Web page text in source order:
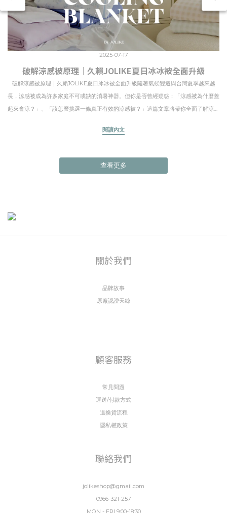
2025-07-17
破解涼感被原理｜久賴JOLIKE夏日冰冰被全面升級
破解涼感被原理｜久賴JOLIKE夏日冰冰被全面升級隨著氣候變遷與台灣夏季越來越
長，涼感被成為許多家庭不可或缺的消暑神器。但你是否曾經疑惑：「涼感被為什麼蓋
起來會涼？」、「該怎麼挑選一條真正有效的涼感被？」這篇文章將帶你全面了解涼感
熟睡的理想選擇。 涼感被的涼是怎麼來的？3大技術原理解密1. Q-MAX瞬間涼感值 Q-
0.3 就可稱為「涼感布料」； 久賴冰冰被 Q-MAX 值高達 0.412，觸感瞬間冰涼，幫助
肌膚降溫。2. 導熱與散熱材質 涼感被大多採用聚酯纖維或奈米導熱技術，能快速吸收
輕不代表更涼：重量與涼感無直接關係，重點是材質導熱與排濕表現。 怎麼挑選一條
有認證：如OEKO-TEX無毒認證、專利標章等。✔ 觸感滑順、吸濕排汗：才不會睡到
JOLIKE 夏日冰冰被｜涼感升級，全新登場面對台灣濕熱的夏天，久賴JOLIKE推出全
新升級版的「夏日冰冰被」，從布料、技術、設計全面升級，真正做到「一蓋就涼」的
枕套組 整組搭配涼感升級，視覺質感也更一致。 結語：挑對涼感被，決定你整個夏天
該從材質、安全性到觸感設計都兼顧。若你正為酷暑夜晚難以入眠而煩惱，久賴
JOLIKE冰冰被絕對值得你試試看。讓涼感不只是一時的體感，而是整夜的舒眠體驗！
閱讀內文
查看更多
關於我們
品牌故事
原廠認證天絲
顧客服務
常見問題
運送/付款方式
退換貨流程
隱私權政策
聯絡我們
jolikeshop@gmail.com
0966-321-257